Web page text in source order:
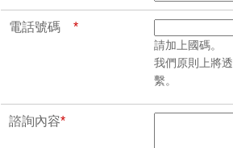
電話號碼 *
請加上國碼。
我們原則上將
繫。
諮詢內容*